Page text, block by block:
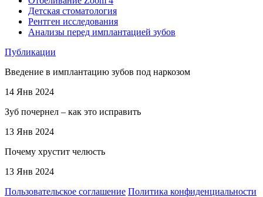
Детская стоматология
Рентген исследования
Анализы перед имплантацией зубов
Публикации
Введение в имплантацию зубов под наркозом
14 Янв 2024
Зуб почернел – как это исправить
13 Янв 2024
Почему хрустит челюсть
13 Янв 2024
Пользовательское соглашение Политика конфиденциальности